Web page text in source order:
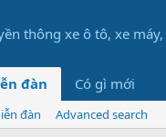
đàn Có gì mới
đàn
Advanced search